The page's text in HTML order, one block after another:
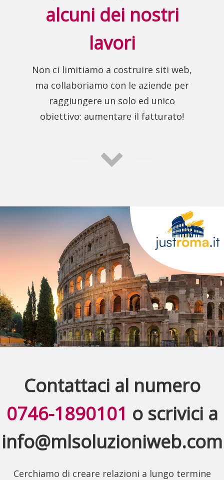
alcuni dei nostri
lavori
Non ci limitiamo a costruire siti web,
ma collaboriamo con le aziende per
raggiungere un solo ed unico
obiettivo: aumentare il fatturato!
PORTALE TURISTICO MULTILINGUA DEDICATO A ROMA
Contattaci al numero
0746-1890101 o scrivici a
info@mlsoluzioniweb.com
Cerchiamo di creare relazioni a lungo termine